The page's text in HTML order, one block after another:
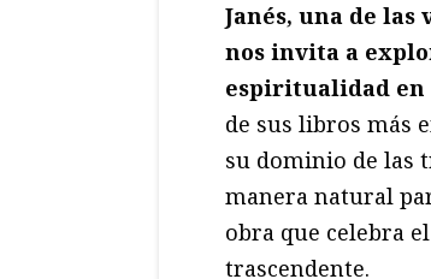
Janés, una de
nos invita a
espiritualidad en
de sus libros más
su dominio de las
manera natural
obra que celebra
trascendente.